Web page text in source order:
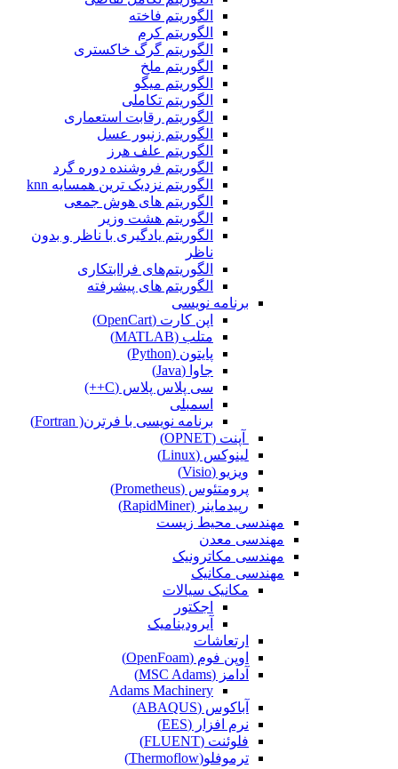
الگوریتم فاخته
الگوریتم کرم
الگوریتم گرگ خاکستری
الگوریتم ملخ
الگوریتم میگو
الگوریتم تکاملی
الگوریتم رقابت استعماری
الگوریتم زنبور عسل
الگوریتم علف هرز
الگوریتم فروشنده دوره گرد
الگوریتم نزدیک ترین همسایه knn
الگوریتم های هوش جمعی
الگوریتم هشت وزیر
الگوریتم یادگیری با ناظر و بدون
ناظر
الگوریتم‌های فراابتکاری
الگوریتم های پیشرفته
برنامه نویسی
اپن کارت (OpenCart)
متلب (MATLAB)
پایتون (Python)
جاوا (Java)
سی پلاس پلاس (C++)
اسمبلی
برنامه نویسی با فرترن( Fortran)
آپنت (OPNET)
لینوکس (Linux)
ویزیو (Visio)
پرومتئوس (Prometheus)
رپیدماینر (RapidMiner)
مهندسی محیط زیست
مهندسی معدن
مهندسی مکاترونیک
مهندسی مکانیک
مکانیک سیالات
اجکتور
آیرودینامیک
ارتعاشات
اوپن فوم (OpenFoam)
آدامز (MSC Adams)
Adams Machinery
آباکوس (ABAQUS)
نرم افزار (EES)
فلوئنت (FLUENT)
ترموفلو(Thermoflow)